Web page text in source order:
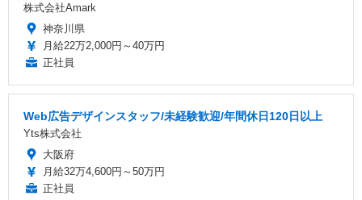
株式会社Amark
神奈川県
月給22万2,000円～40万円
正社員
Web広告デザインスタッフ/未経験歓迎/年間休日120日以上
Yts株式会社
大阪府
月給32万4,600円～50万円
正社員